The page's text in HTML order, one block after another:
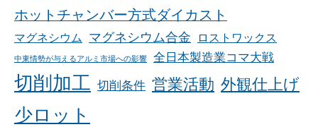
ホットチャンバー方式ダイカスト
マグネシウム マグネシウム合金 ロストワックス
中東情勢が与えるアルミ市場への影響 全日本製造業コマ大戦
切削加工 切削条件 営業活動 外観仕上げ
少ロット